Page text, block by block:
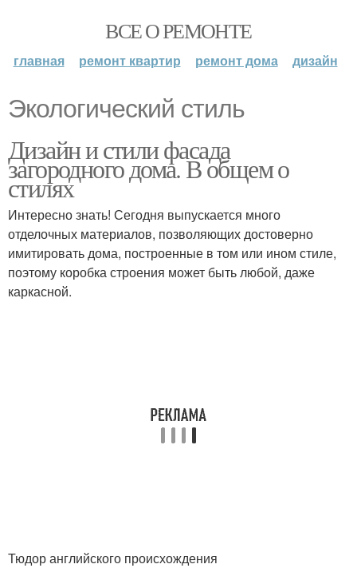
ВСЕ О РЕМОНТЕ
главная ремонт квартир ремонт дома дизайн
Экологический стиль
Дизайн и стили фасада
загородного дома. В общем о
стилях
Интересно знать! Сегодня выпускается много
отделочных материалов, позволяющих достоверно
имитировать дома, построенные в том или ином стиле,
поэтому коробка строения может быть любой, даже
каркасной.
Тюдор английского происхождения